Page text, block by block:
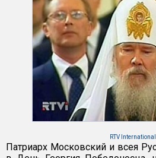
RTV International
Патриарх Московский и всея